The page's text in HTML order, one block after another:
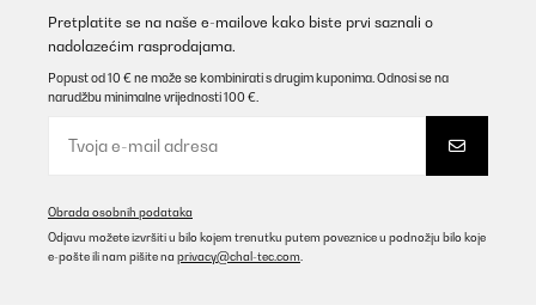
Pretplatite se na naše e-mailove kako biste prvi saznali o
nadolazećim rasprodajama.
Popust od 10 € ne može se kombinirati s drugim kuponima. Odnosi se na
narudžbu minimalne vrijednosti 100 €.
Obrada osobnih podataka
Odjavu možete izvršiti u bilo kojem trenutku putem poveznice u podnožju bilo koje
e-pošte ili nam pišite na privacy@chal-tec.com